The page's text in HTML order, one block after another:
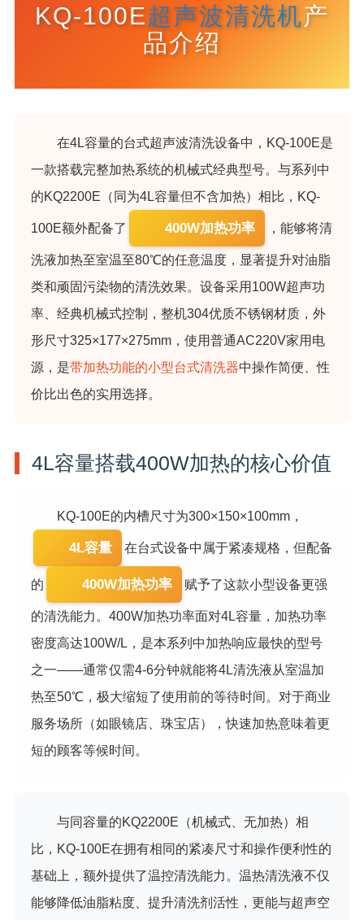
KQ-100E超声波清洗机产
品介绍
在4L容量的台式超声波清洗设备中，KQ-100E是
一款搭载完整加热系统的机械式经典型号。与系列中
的KQ2200E（同为4L容量但不含加热）相比，KQ-
100E额外配备了 400W加热功率 ，能够将清
洗液加热至室温至80℃的任意温度，显著提升对油脂
类和顽固污染物的清洗效果。设备采用100W超声功
率、经典机械式控制，整机304优质不锈钢材质，外
形尺寸325×177×275mm，使用普通AC220V家用电
源，是带加热功能的小型台式清洗器中操作简便、性
价比出色的实用选择。
4L容量搭载400W加热的核心价值
KQ-100E的内槽尺寸为300×150×100mm，
4L容量 在台式设备中属于紧凑规格，但配备
的 400W加热功率 赋予了这款小型设备更强
的清洗能力。400W加热功率面对4L容量，加热功率
密度高达100W/L，是本系列中加热响应最快的型号
之一——通常仅需4-6分钟就能将4L清洗液从室温加
热至50℃，极大缩短了使用前的等待时间。对于商业
服务场所（如眼镜店、珠宝店），快速加热意味着更
短的顾客等候时间。
与同容量的KQ2200E（机械式、无加热）相
比，KQ-100E在拥有相同的紧凑尺寸和操作便利性的
基础上，额外提供了温控清洗能力。温热清洗液不仅
能够降低油脂粘度、提升清洗剂活性，更能与超声空